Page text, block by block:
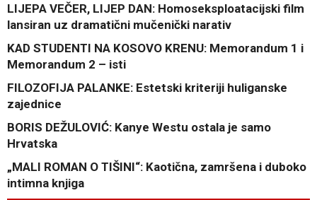
LIJEPA VEČER, LIJEP DAN: Homoseksploatacijski film
lansiran uz dramatični mučenički narativ
KAD STUDENTI NA KOSOVO KRENU: Memorandum 1 i
Memorandum 2 – isti
FILOZOFIJA PALANKE: Estetski kriteriji huliganske
zajednice
BORIS DEŽULOVIĆ: Kanye Westu ostala je samo
Hrvatska
„MALI ROMAN O TIŠINI“: Kaotična, zamršena i duboko
intimna knjiga